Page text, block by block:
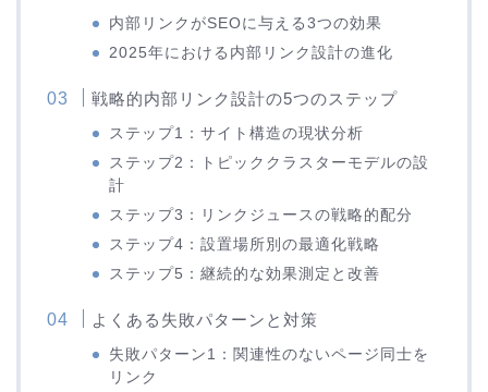
内部リンクがSEOに与える3つの効果
2025年における内部リンク設計の進化
戦略的内部リンク設計の5つのステップ
ステップ1：サイト構造の現状分析
ステップ2：トピッククラスターモデルの設
計
ステップ3：リンクジュースの戦略的配分
ステップ4：設置場所別の最適化戦略
ステップ5：継続的な効果測定と改善
よくある失敗パターンと対策
失敗パターン1：関連性のないページ同士を
リンク